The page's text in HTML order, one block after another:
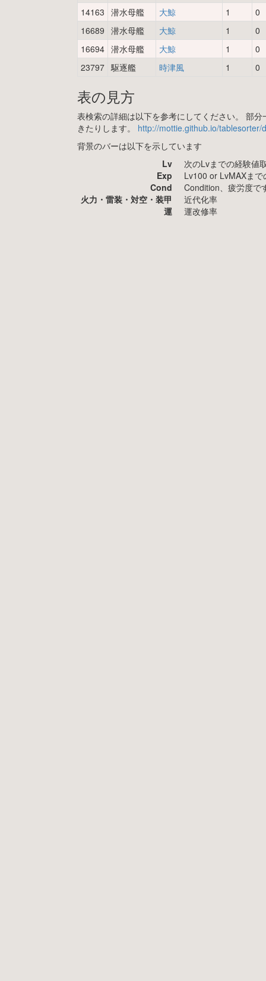
14163 潜水母艦 大鯨 1
0
16689 潜水母艦 大鯨 1
0
16694 潜水母艦 大鯨 1
0
23797 駆逐艦 時津風 1 0
表の見方
表検索の詳細は以下を参考にしてください。 部
きたりします。 http://mottie.github.io/
背景のバーは以下を示しています
Lv
次のLvまでの経験値
Exp
Lv100 or LvMAXま
Cond
Condition、疲労度で
火力・雷装・対空・装甲
近代化率
運
運改修率